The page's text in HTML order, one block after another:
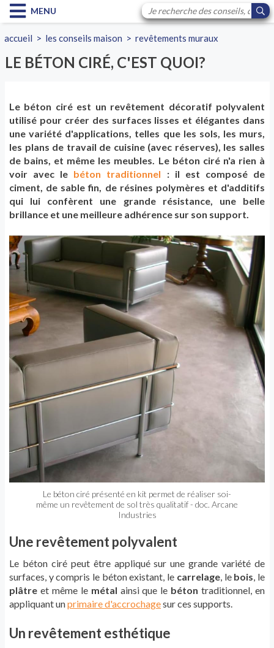
MENU
accueil > les conseils maison >revêtements muraux
LE BÉTON CIRÉ, C'EST QUOI?
Le béton ciré est un revêtement décoratif polyvalent
utilisé pour créer des surfaces lisses et élégantes dans
une variété d'applications, telles que les sols, les murs,
les plans de travail de cuisine (avec réserves), les salles
de bains, et même les meubles. Le béton ciré n'a rien à
voir avec le béton traditionnel : il est composé de
ciment, de sable fin, de résines polymères et d'additifs
qui lui confèrent une grande résistance, une belle
brillance et une meilleure adhérence sur son support.
Le béton ciré présenté en kit permet de réaliser soi-
même un revêtement de sol très qualitatif - doc. Arcane
Industries
Une revêtement polyvalent
Le béton ciré peut être appliqué sur une grande variété de
surfaces, y compris le béton existant, le carrelage, le bois, le
plâtre et même le métal ainsi que le béton traditionnel, en
appliquant unprimaire d'accrochagesur ces supports.
Un revêtement esthétique